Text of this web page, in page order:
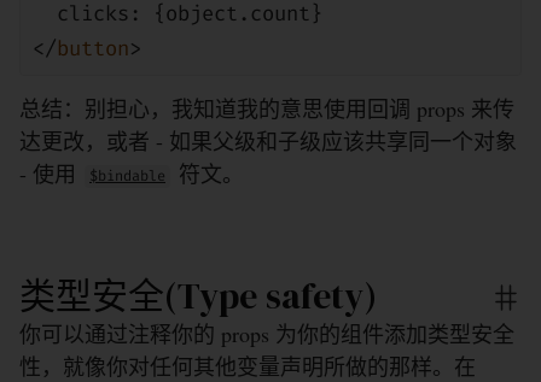
clicks: { object .count}
</button>
总结：别担心，我知道我的意思使用回调 props 来传
达更改，或者 - 如果父级和子级应该共享同一个对象
- 使用
$bindable 符文。
类型安全(Type safety)
你可以通过注释你的 props 为你的组件添加类型安全
性，就像你对任何其他变量声明所做的那样。在